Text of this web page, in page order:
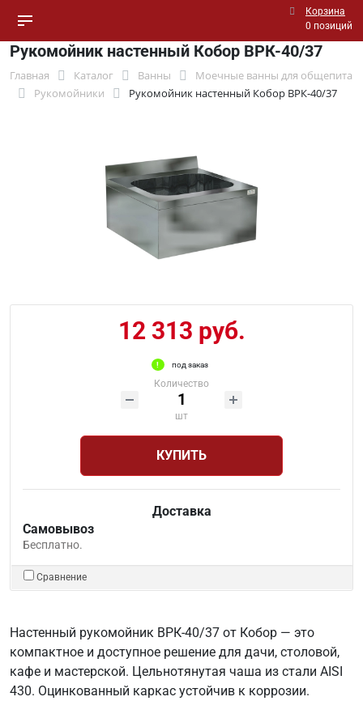
Корзина
0 позиций
Рукомойник настенный Кобор ВРК-40/37
Главная Каталог Ванны
Моечные ванны для общепита
Рукомойники
Рукомойник настенный Кобор ВРК-40/37
12 313 руб.
под заказ
Количество
шт
КУПИТЬ
Доставка
Самовывоз
Бесплатно.
Сравнение
Настенный рукомойник ВРК-40/37 от Кобор — это
компактное и доступное решение для дачи, столовой,
кафе и мастерской. Цельнотянутая чаша из стали AISI
430. Оцинкованный каркас устойчив к коррозии.